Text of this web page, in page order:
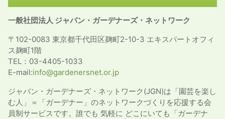
一般社団法人 ジャパン・ガーデナーズ・ネットワーク
〒102-0083 東京都千代田区麹町2-10-3 エキスパートオフィ
ス麹町1階
TEL：03-4405-1033
E-mail:info@gardenersnet.or.jp
ジャパン・ガーデナーズ・ネットワーク(JGN)は「園芸を楽し
む人」＝「ガーデナー」のネットワークづくりを応援する会
員制サービスです。誰でも 気軽に どこにいても「ガーデナ